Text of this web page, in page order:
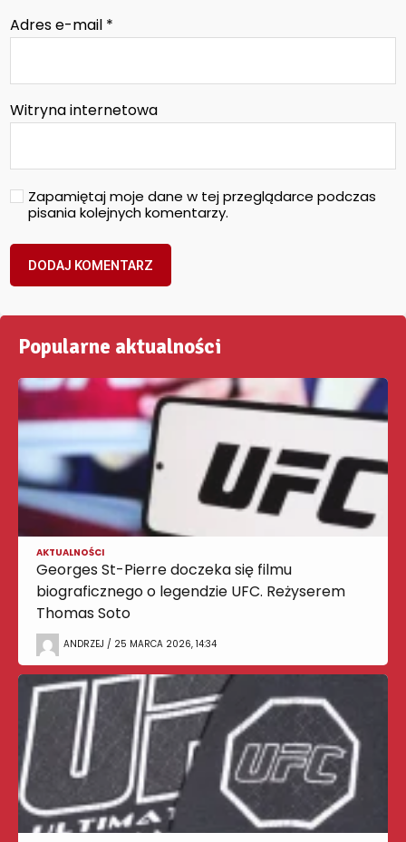
Adres e-mail *
Witryna internetowa
Zapamiętaj moje dane w tej przeglądarce podczas
pisania kolejnych komentarzy.
Popularne aktualności
AKTUALNOŚCI
Georges St-Pierre doczeka się filmu
biograficznego o legendzie UFC. Reżyserem
Thomas Soto
ANDRZEJ / 25 MARCA 2026, 14:34